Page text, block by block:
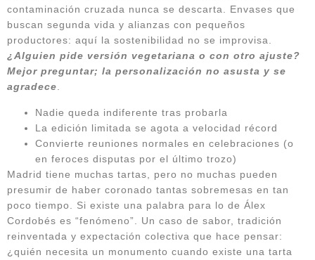
contaminación cruzada nunca se descarta. Envases que
buscan segunda vida y alianzas con pequeños
productores: aquí la sostenibilidad no se improvisa.
¿Alguien pide versión vegetariana o con otro ajuste?
Mejor preguntar; la personalización no asusta y se
agradece
Nadie queda indiferente tras probarla
La edición limitada se agota a velocidad récord
Convierte reuniones normales en celebraciones (o
en feroces disputas por el último trozo)
Madrid tiene muchas tartas, pero no muchas pueden
presumir de haber coronado tantas sobremesas en tan
poco tiempo. Si existe una palabra para lo de Álex
Cordobés es “fenómeno”. Un caso de sabor, tradición
reinventada y expectación colectiva que hace pensar:
¿quién necesita un monumento cuando existe una tarta